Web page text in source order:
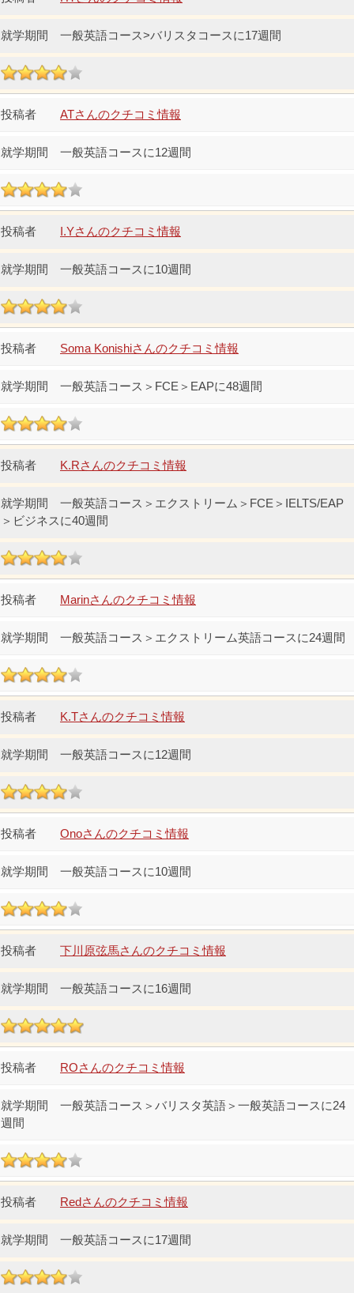
一般英語コース>バリスタコースに17週間
ATさんのクチコミ情報
一般英語コースに12週間
I.Yさんのクチコミ情報
一般英語コースに10週間
Soma Konishiさんのクチコミ情報
一般英語コース＞FCE＞EAPに48週間
K.Rさんのクチコミ情報
一般英語コース＞エクストリーム＞FCE＞IELTS/EAP
＞ビジネスに40週間
Marinさんのクチコミ情報
一般英語コース＞エクストリーム英語コースに24週間
K.Tさんのクチコミ情報
一般英語コースに12週間
Onoさんのクチコミ情報
一般英語コースに10週間
下川原弦馬さんのクチコミ情報
一般英語コースに16週間
ROさんのクチコミ情報
一般英語コース＞バリスタ英語＞一般英語コースに24
週間
Redさんのクチコミ情報
一般英語コースに17週間